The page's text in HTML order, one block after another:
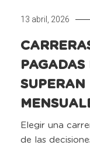
13 abril, 2026
Elegir una
de las